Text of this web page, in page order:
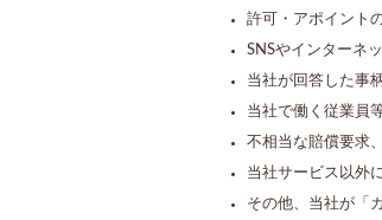
許可・アポイント
SNSやインターネ
当社が回答した事
当社で働く従業員
不相当な賠償要求
当社サービス以外
その他、当社が「